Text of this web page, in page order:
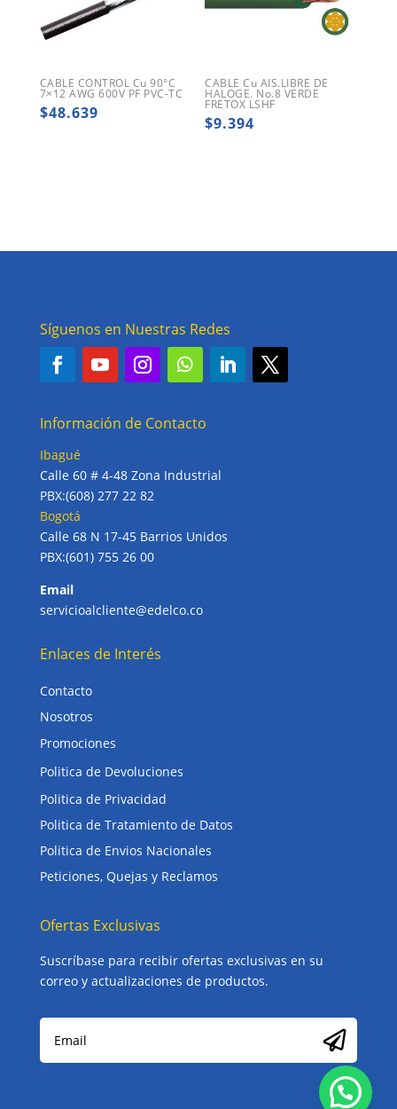
CABLE CONTROL Cu 90°C
7×12 AWG 600V PF PVC-TC
$48.639
CABLE Cu AIS.LIBRE DE
HALOGE. No.8 VERDE
FRETOX LSHF
$9.394
Síguenos en Nuestras Redes
Información de Contacto
Ibagué
Calle 60 # 4-48 Zona Industrial
PBX:(608) 277 22 82
Bogotá
Calle 68 N 17-45 Barrios Unidos
PBX:(601) 755 26 00
Email
servicioalcliente@edelco.co
Enlaces de Interés
Contacto
Nosotros
Promociones
Politica de Devoluciones
Politica de Privacidad
Politica de Tratamiento de Datos
Politica de Envios Nacionales
Peticiones, Quejas y Reclamos
Ofertas Exclusivas
Suscríbase para recibir ofertas exclusivas en su
correo y actualizaciones de productos.